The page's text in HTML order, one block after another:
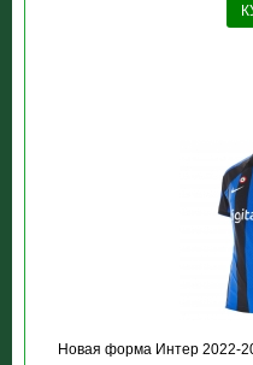
Новая форма Интер 2022-